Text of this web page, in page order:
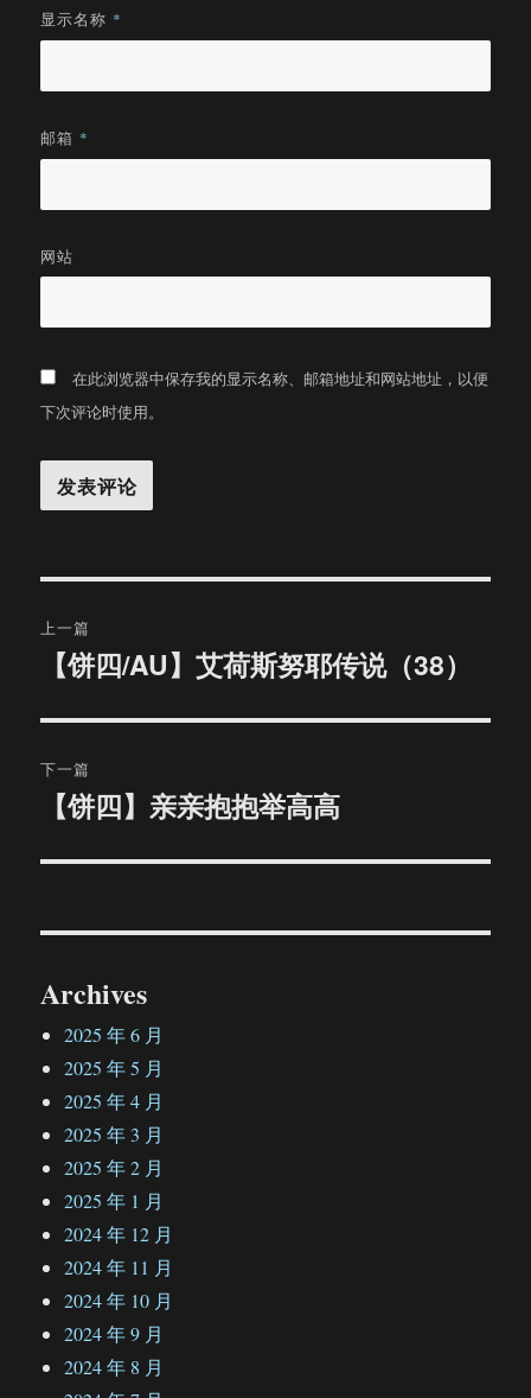
显示名称 *
邮箱 *
网站
在此浏览器中保存我的显示名称、邮箱地址和网站地址，以便
下次评论时使用。
章
航
上一篇
文
章：
【饼四/AU】艾荷斯努耶传说（38）
下一篇
文
【饼四】亲亲抱抱举高高
Archives
2025 年 6 月
2025 年 5 月
2025 年 4 月
2025 年 3 月
2025 年 2 月
2025 年 1 月
2024 年 12 月
2024 年 11 月
2024 年 10 月
2024 年 9 月
2024 年 8 月